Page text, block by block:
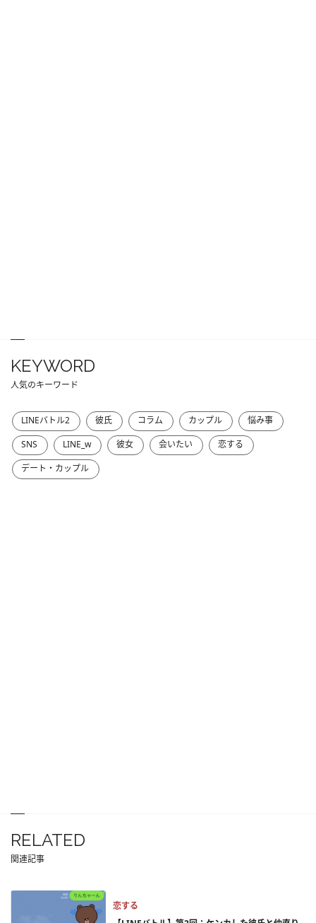
KEYWORD
人気のキーワード
LINEバトル2 彼氏 コラム カップル
悩み事
SNS
LINE_w 彼女 会いたい
恋する
デート・カップル
RELATED
関連記事
恋する